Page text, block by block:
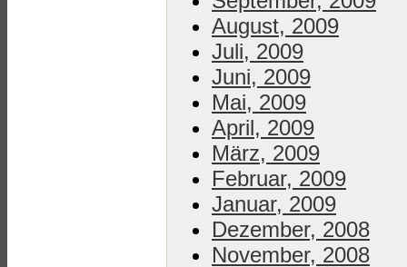
August, 2009
Juli, 2009
Juni, 2009
Mai, 2009
April, 2009
März, 2009
Februar, 2009
Januar, 2009
Dezember, 2008
November, 2008